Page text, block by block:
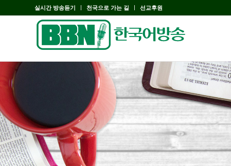
실시간 방송듣기 천국으로 가는 길 선교후원